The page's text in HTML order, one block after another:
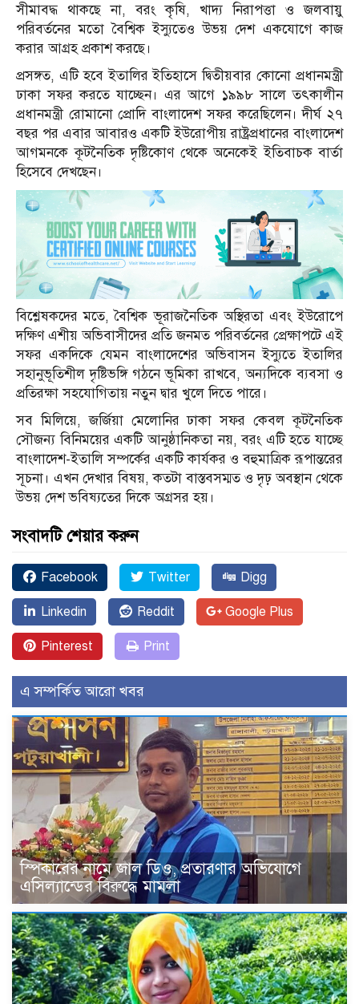
সীমাবদ্ধ থাকছে না, বরং কৃষি, খাদ্য নিরাপত্তা ও জলবায়ু
পরিবর্তনের মতো বৈশ্বিক ইস্যুতেও উভয় দেশ একযোগে কাজ
করার আগ্রহ প্রকাশ করছে।
প্রসঙ্গত, এটি হবে ইতালির ইতিহাসে দ্বিতীয়বার কোনো প্রধানমন্ত্রী
ঢাকা সফর করতে যাচ্ছেন। এর আগে ১৯৯৮ সালে তৎকালীন
প্রধানমন্ত্রী রোমানো প্রোদি বাংলাদেশ সফর করেছিলেন। দীর্ঘ ২৭
বছর পর এবার আবারও একটি ইউরোপীয় রাষ্ট্রপ্রধানের বাংলাদেশ
আগমনকে কূটনৈতিক দৃষ্টিকোণ থেকে অনেকেই ইতিবাচক বার্তা
হিসেবে দেখছেন।
বিশ্লেষকদের মতে, বৈশ্বিক ভূরাজনৈতিক অস্থিরতা এবং ইউরোপে
দক্ষিণ এশীয় অভিবাসীদের প্রতি জনমত পরিবর্তনের প্রেক্ষাপটে এই
সফর একদিকে যেমন বাংলাদেশের অভিবাসন ইস্যুতে ইতালির
সহানুভূতিশীল দৃষ্টিভঙ্গি গঠনে ভূমিকা রাখবে, অন্যদিকে ব্যবসা ও
প্রতিরক্ষা সহযোগিতায় নতুন দ্বার খুলে দিতে পারে।
সব মিলিয়ে, জর্জিয়া মেলোনির ঢাকা সফর কেবল কূটনৈতিক
সৌজন্য বিনিময়ের একটি আনুষ্ঠানিকতা নয়, বরং এটি হতে যাচ্ছে
বাংলাদেশ-ইতালি সম্পর্কের একটি কার্যকর ও বহুমাত্রিক রূপান্তরের
সূচনা। এখন দেখার বিষয়, কতটা বাস্তবসম্মত ও দৃঢ় অবস্থান থেকে
উভয় দেশ ভবিষ্যতের দিকে অগ্রসর হয়।
সংবাদটি শেয়ার করুন
Facebook Twitter Digg
Linkedin Reddit Google Plus
Pinterest Print
এ সম্পর্কিত আরো খবর
স্পিকারের নামে জাল ডিও, প্রতারণার অভিযোগে
এসিল্যান্ডের বিরুদ্ধে মামলা